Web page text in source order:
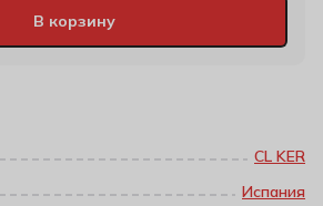
CL KER
Испания
В корзину